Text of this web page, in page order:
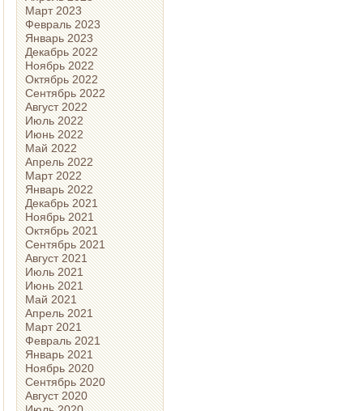
Март 2023
Февраль 2023
Январь 2023
Декабрь 2022
Ноябрь 2022
Октябрь 2022
Сентябрь 2022
Август 2022
Июль 2022
Июнь 2022
Май 2022
Апрель 2022
Март 2022
Январь 2022
Декабрь 2021
Ноябрь 2021
Октябрь 2021
Сентябрь 2021
Август 2021
Июль 2021
Июнь 2021
Май 2021
Апрель 2021
Март 2021
Февраль 2021
Январь 2021
Ноябрь 2020
Сентябрь 2020
Август 2020